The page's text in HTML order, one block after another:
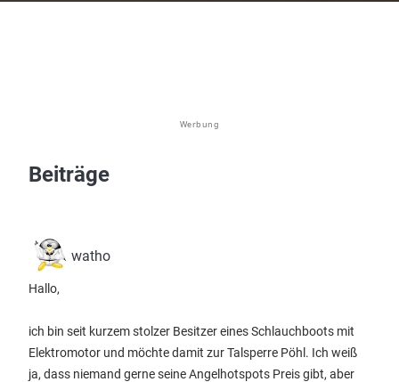
Werbung
Beiträge
watho
Hallo,
ich bin seit kurzem stolzer Besitzer eines Schlauchboots mit
Elektromotor und möchte damit zur Talsperre Pöhl. Ich weiß
ja, dass niemand gerne seine Angelhotspots Preis gibt, aber